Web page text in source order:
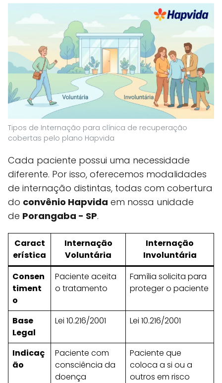
Tipos de Internação para clínica de recuperação
cobertas pelo plano Hapvida
Cada paciente possui uma necessidade
diferente. Por isso, oferecemos modalidades
de internação distintas, todas com cobertura
do convênio Hapvida em nossa unidade
de Porangaba - SP.
Caract
erística
Internação
Voluntária
Internação
Involuntária
Consen
timent
o
Paciente aceita
o tratamento
Família solicita para
proteger o paciente
Base
Legal
Lei 10.216/2001 Lei 10.216/2001
Indicaç
ão
Paciente com
consciência da
doença
Paciente que
coloca a si ou a
outros em risco